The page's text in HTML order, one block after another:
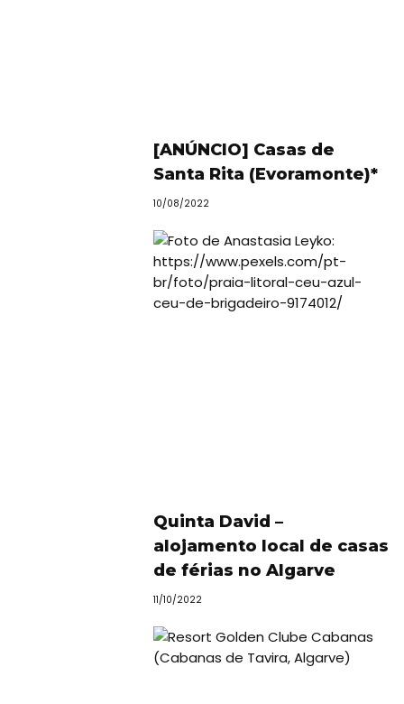
[ANÚNCIO] Casas de
Santa Rita (Evoramonte)*
10/08/2022
Quinta David –
alojamento local de casas
de férias no Algarve
11/10/2022